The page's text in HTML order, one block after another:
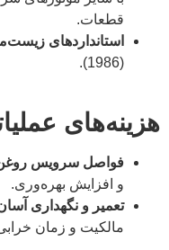
قطعات.
استانداردهای
(1986).
هزینه‌های
فواصل سرویس
و افزایش بهره‌وری.
تعمیر و نگهداری
مالکیت و زمان